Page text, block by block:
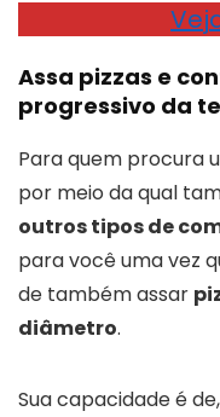
Assa pizzas e
progressivo da
Para quem procura
por meio da qual
outros tipos de
para você uma vez
de também assar
diâmetro.
Sua capacidade é